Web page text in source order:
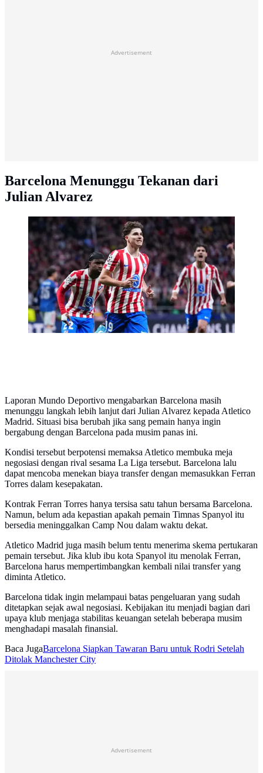
Advertisement
Barcelona Menunggu Tekanan dari
Julian Alvarez
Selebrasi Julian Alvarez usai mencetak gol di laga
Atletico Madrid vs Arsenal di leg 1 semifinal Liga
Champions 2025/2026 di Riyadh Air Metropolitano,
Kamis (30/04/2026) dini hari WIB. (AP Photo/Manu
Fernandez)
Laporan Mundo Deportivo mengabarkan Barcelona masih
menunggu langkah lebih lanjut dari Julian Alvarez kepada Atletico
Madrid. Situasi bisa berubah jika sang pemain hanya ingin
bergabung dengan Barcelona pada musim panas ini.
Kondisi tersebut berpotensi memaksa Atletico membuka meja
negosiasi dengan rival sesama La Liga tersebut. Barcelona lalu
dapat mencoba menekan biaya transfer dengan memasukkan Ferran
Torres dalam kesepakatan.
Kontrak Ferran Torres hanya tersisa satu tahun bersama Barcelona.
Namun, belum ada kepastian apakah pemain Timnas Spanyol itu
bersedia meninggalkan Camp Nou dalam waktu dekat.
Atletico Madrid juga masih belum tentu menerima skema pertukaran
pemain tersebut. Jika klub ibu kota Spanyol itu menolak Ferran,
Barcelona harus mempertimbangkan kembali nilai transfer yang
diminta Atletico.
Barcelona tidak ingin melampaui batas pengeluaran yang sudah
ditetapkan sejak awal negosiasi. Kebijakan itu menjadi bagian dari
upaya klub menjaga stabilitas keuangan setelah beberapa musim
menghadapi masalah finansial.
Baca JugaBarcelona Siapkan Tawaran Baru untuk Rodri Setelah
Ditolak Manchester City
Advertisement